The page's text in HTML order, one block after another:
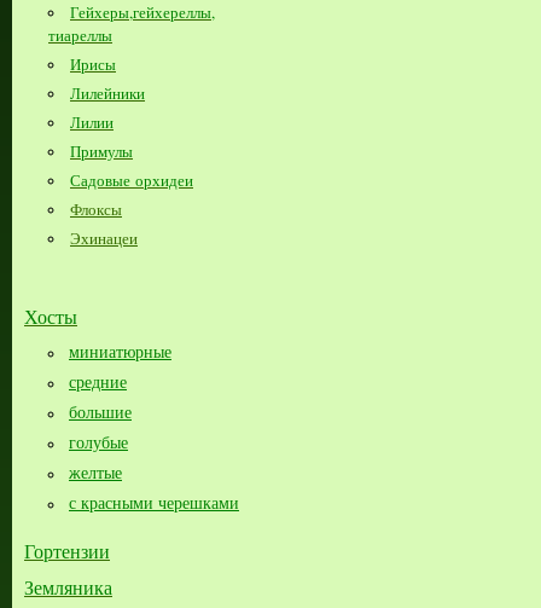
Гейхеры,гейхереллы,
тиареллы
Ирисы
Лилейники
Лилии
Примулы
Садовые орхидеи
Флоксы
Эхинацеи
Хосты
миниатюрные
средние
большие​
голубые
желтые
с красными черешками
Гортензии
Земляника